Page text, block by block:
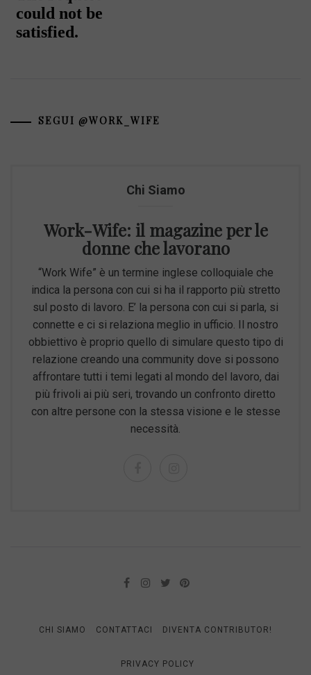
SEGUI @WORK_WIFE
Chi Siamo
Work-Wife: il magazine per le
donne che lavorano
“Work Wife” è un termine inglese colloquiale che
indica la persona con cui si ha il rapporto più stretto
sul posto di lavoro. E’ la persona con cui si parla, si
connette e ci si relaziona meglio in ufficio. Il nostro
obbiettivo è proprio quello di simulare questo tipo di
relazione creando una community dove si possono
affrontare tutti i temi legati al mondo del lavoro, dai
più frivoli ai più seri, trovando un confronto diretto
con altre persone con la stessa visione e le stesse
necessità.
CHI SIAMO CONTATTACI DIVENTA CONTRIBUTOR!
PRIVACY POLICY